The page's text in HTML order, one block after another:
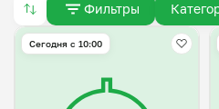
Фильтры
Сегодня с 10:00